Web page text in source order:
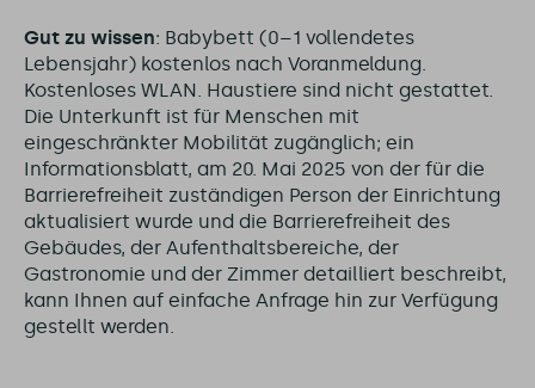
Gut zu wissen: Babybett (0–1 vollendetes
Lebensjahr) kostenlos nach Voranmeldung.
Kostenloses WLAN. Haustiere sind nicht gestattet.
Die Unterkunft ist für Menschen mit
eingeschränkter Mobilität zugänglich; ein
Informationsblatt, am 20. Mai 2025 von der für die
Barrierefreiheit zuständigen Person der Einrichtung
aktualisiert wurde und die Barrierefreiheit des
Gebäudes, der Aufenthaltsbereiche, der
Gastronomie und der Zimmer detailliert beschreibt,
kann Ihnen auf einfache Anfrage hin zur Verfügung
gestellt werden.